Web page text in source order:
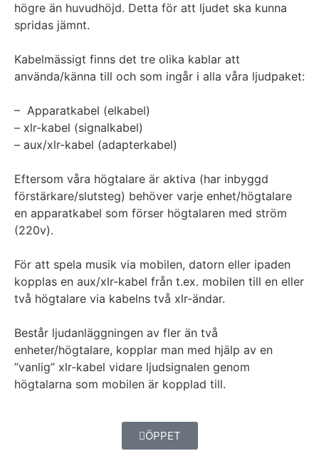
högre än huvudhöjd. Detta för att ljudet ska kunna
spridas jämnt.
Kabelmässigt finns det tre olika kablar att
använda/känna till och som ingår i alla våra ljudpaket:
– Apparatkabel (elkabel)
– xlr-kabel (signalkabel)
– aux/xlr-kabel (adapterkabel)
Eftersom våra högtalare är aktiva (har inbyggd
förstärkare/slutsteg) behöver varje enhet/högtalare
en apparatkabel som förser högtalaren med ström
(220v).
För att spela musik via mobilen, datorn eller ipaden
kopplas en aux/xlr-kabel från t.ex. mobilen till en eller
två högtalare via kabelns två xlr-ändar.
Består ljudanläggningen av fler än två
enheter/högtalare, kopplar man med hjälp av en
”vanlig” xlr-kabel vidare ljudsignalen genom
högtalarna som mobilen är kopplad till.
ÖPPET